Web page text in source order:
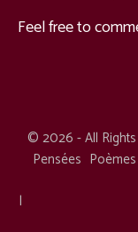
Feel free to
© 2026 - All
Pensées Poèmes